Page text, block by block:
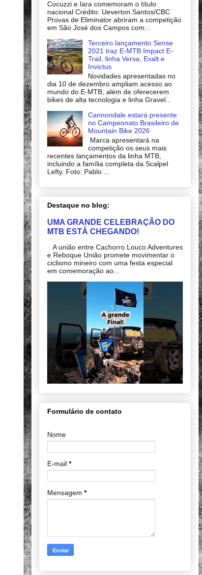
Cocuzzi e Iara comemoram o título
nacional Crédito: Ueverton Santos/CBC
Provas de Eliminator abriram a competição
em São José dos Campos com...
Terceiro lançamento Sense
2021 traz E-MTB Impact E-
Trail, linha Versa, Exalt e
Invictus
Novidades apresentadas no
dia 10 de dezembro ampliam acesso ao
mundo do E-MTB, além de oferecerem
bikes de alta tecnologia e linha Gravel...
Cannondale estará presente
no Campeonato Brasileiro de
Mountain Bike 2026
Marca apresentará na
competição os seus mais
recentes lançamentos da linha MTB,
incluindo a família completa da Scalpel
Lefty. Foto: Pablo ...
Destaque no blog:
UMA GRANDE CELEBRAÇÃO DO
MTB ESTÁ CHEGANDO!
A união entre Cachorro Louco Adventures
e Reboque União promete movimentar o
ciclismo mineiro com uma festa especial
em comemoração ao...
Formulário de contato
Nome
E-mail *
Mensagem *